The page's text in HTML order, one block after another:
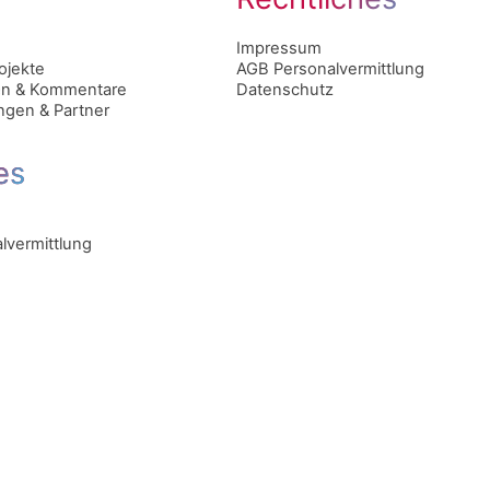
& Kommentare
& Partner
Impressum
AGB Personalvermittlung
Datenschutz